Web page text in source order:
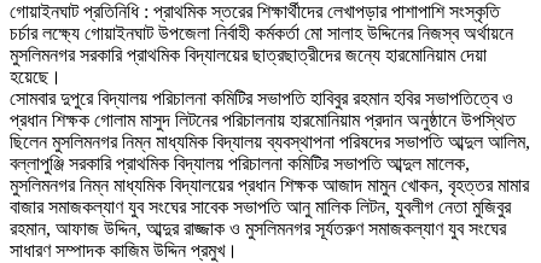
গোয়াইনঘাট প্রতিনিধি : প্রাথমিক স্তরের শিক্ষার্থীদের লেখাপড়ার পাশাপাশি সংস্কৃতি
চর্চার লক্ষ্যে গোয়াইনঘাট উপজেলা নির্বাহী কর্মকর্তা মো সালাহ উদ্দিনের নিজস্ব অর্থায়নে
মুসলিমনগর সরকারি প্রাথমিক বিদ্যালয়ের ছাত্রছাত্রীদের জন্যে হারমোনিয়াম দেয়া
হয়েছে।
সোমবার দুপুরে বিদ্যালয় পরিচালনা কমিটির সভাপতি হাবিবুর রহমান হবির সভাপতিত্বে ও
প্রধান শিক্ষক গোলাম মাসুদ লিটনের পরিচালনায় হারমোনিয়াম প্রদান অনুষ্ঠানে উপস্থিত
ছিলেন মুসলিমনগর নিম্ন মাধ্যমিক বিদ্যালয় ব্যবস্থাপনা পরিষদের সভাপতি আব্দুল আলিম,
বল্লাপুঞ্জি সরকারি প্রাথমিক বিদ্যালয় পরিচালনা কমিটির সভাপতি আব্দুল মালেক,
মুসলিমনগর নিম্ন মাধ্যমিক বিদ্যালয়ের প্রধান শিক্ষক আজাদ মামুন খোকন, বৃহত্তর মামার
বাজার সমাজকল্যাণ যুব সংঘের সাবেক সভাপতি আনু মালিক লিটন, যুবলীগ নেতা মুজিবুর
রহমান, আফাজ উদ্দিন, আব্দুর রাজ্জাক ও মুসলিমনগর সূর্যতরুণ সমাজকল্যাণ যুব সংঘের
সাধারণ সম্পাদক কাজিম উদ্দিন প্রমুখ।